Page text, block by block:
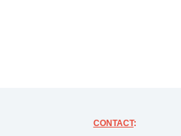
CONTACT: